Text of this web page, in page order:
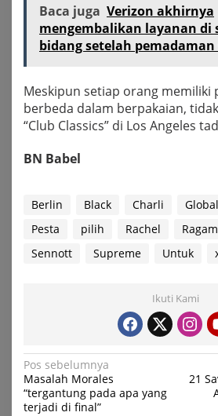
Baca juga Verizon akhirnya
mengembalikan layanan di
bidang setelah pemadaman
Meskipun setiap orang memiliki
berbeda dalam berpakaian,
“Club Classics” di Los Angeles
BN Babel
Berlin Black Charli Global
Pesta
pilih Rachel Ragam
Sennott
Supreme Untuk
Ikuti Kami
Navigasi
pos
Pos sebelumnya
Masalah Morales
“tergantung pada apa yang
terjadi di final”
21